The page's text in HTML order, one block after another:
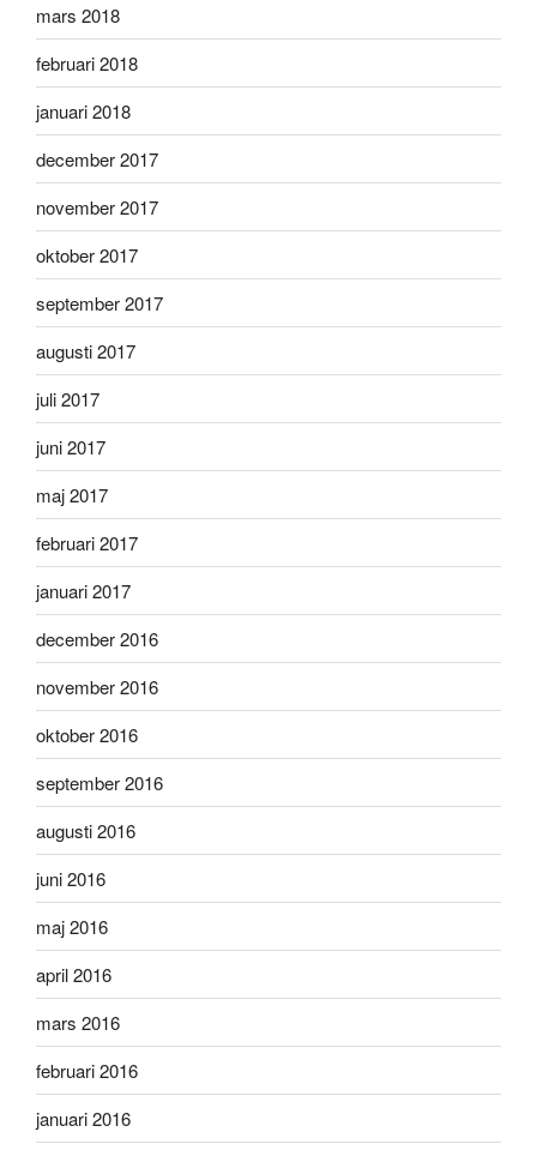
mars 2018
februari 2018
januari 2018
december 2017
november 2017
oktober 2017
september 2017
augusti 2017
juli 2017
juni 2017
maj 2017
februari 2017
januari 2017
december 2016
november 2016
oktober 2016
september 2016
augusti 2016
juni 2016
maj 2016
april 2016
mars 2016
februari 2016
januari 2016